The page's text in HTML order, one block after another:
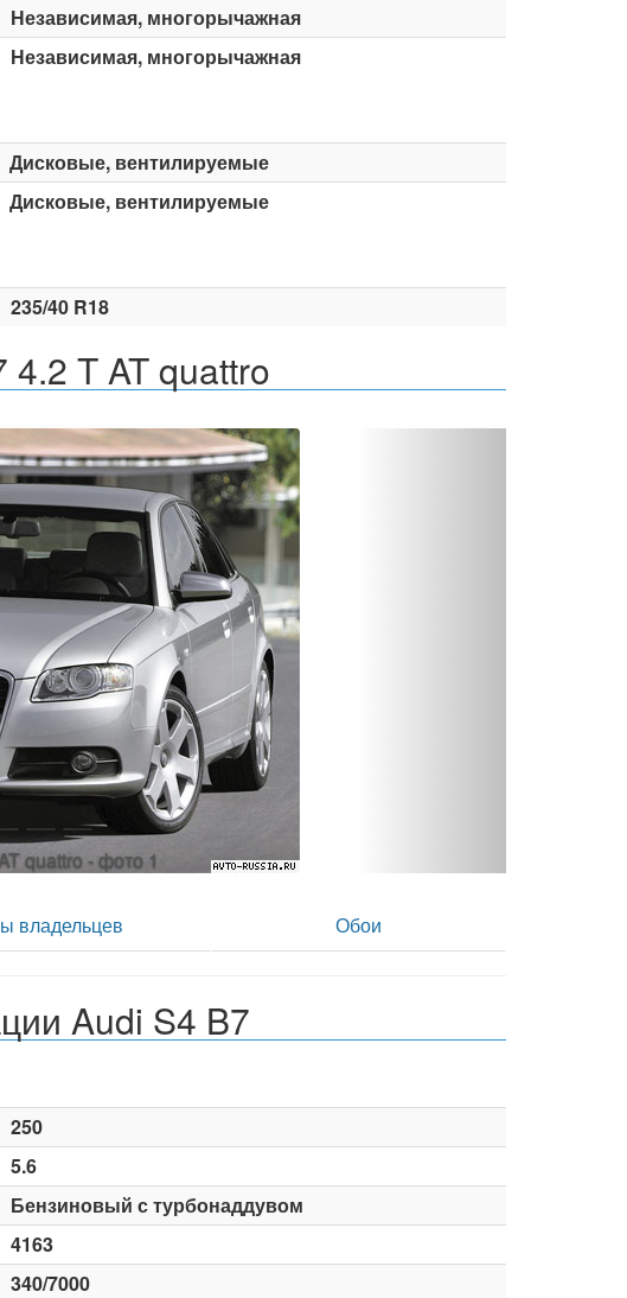
Независимая, многорычажная
Независимая, многорычажная
Дисковые, вентилируемые
Дисковые, вентилируемые
235/40 R18
T AT quattro
quattro - фото 2
владельцев Обои
Audi S4 B7
250
5.6
Бензиновый с турбонаддувом
4163
340/7000